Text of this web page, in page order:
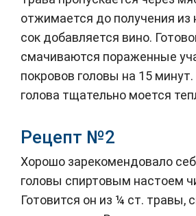
отжимается до получения из
сок добавляется вино.
смачиваются пораженные
покровов головы на 15
голова тщательно моется
Рецепт №2
Хорошо зарекомендовало
головы спиртовым настоем
Готовится он из ¼ ст. травы,